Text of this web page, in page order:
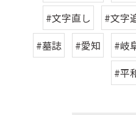
#文字直し
#文字
#墓誌
#愛知 #岐
#平